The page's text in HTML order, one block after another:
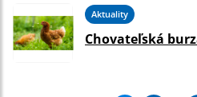
Aktuality
Chovateľská